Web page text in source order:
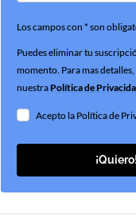
Los campos con * son
Puedes eliminar tu
momento. Para mas
nuestraPolítica de
Acepto la Política de
¡Quiero!